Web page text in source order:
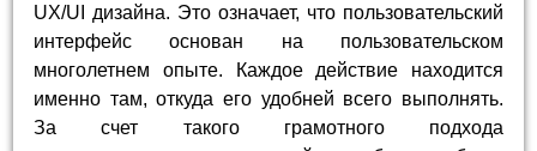
UX/UI дизайна. Это означает, что пользовательский
интерфейс основан на пользовательском
многолетнем опыте. Каждое действие находится
именно там, откуда его удобней всего выполнять.
За счет такого грамотного подхода